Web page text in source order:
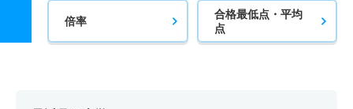
倍率
合格最低点・平均
点